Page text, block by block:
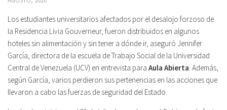
Los estudiantes universitarios afectados por el desalojo forzoso de
la Residencia Livia Gouverneur, fueron distribuidos en algunos
hoteles sin alimentación y sin tener a dónde ir, aseguró Jennifer
García, directora de la escuela de Trabajo Social de la Universidad
Central de Venezuela (UCV) en entrevista para Aula Abierta. Además,
según García, varios perdieron sus pertenencias en las acciones que
llevaron a cabo las fuerzas de seguridad del Estado.